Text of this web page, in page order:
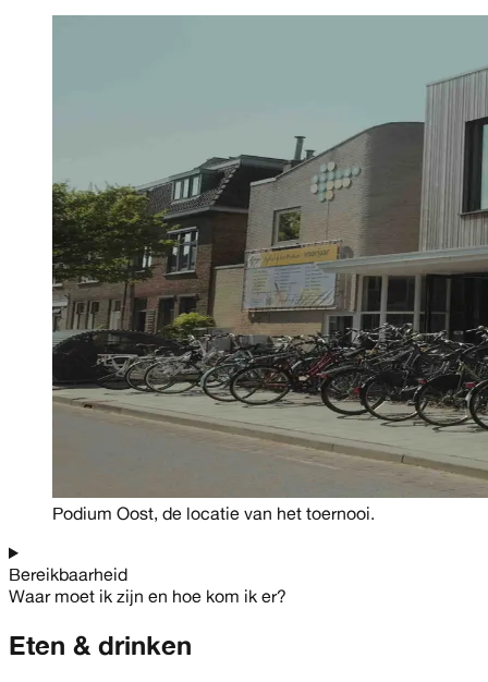
Podium Oost, de locatie van het toernooi.
Bereikbaarheid
Waar moet ik zijn en hoe kom ik er?
Eten & drinken